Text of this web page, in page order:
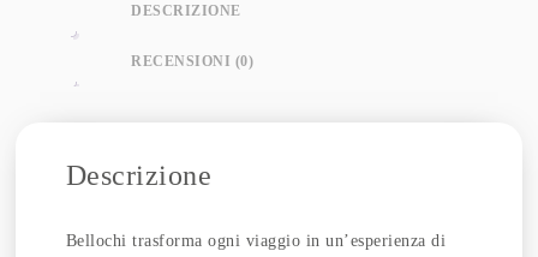
DESCRIZIONE
RECENSIONI (0)
Descrizione
Bellochi trasforma ogni viaggio in un’esperienza di